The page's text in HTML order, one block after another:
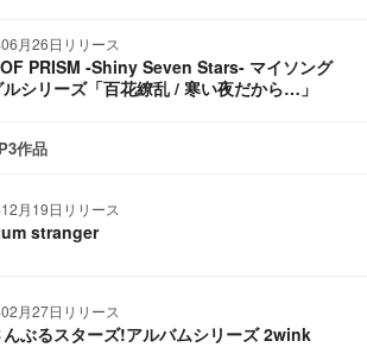
月26日リリース
PRISM -Shiny Seven Stars- マイソング
シリーズ「百花繚乱 / 寒い夜だから…」
作品
月19日リリース
stranger
月27日リリース
ぶるスターズ!アルバムシリーズ 2wink